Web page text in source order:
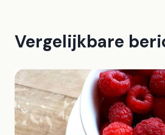
Vergelijkbare